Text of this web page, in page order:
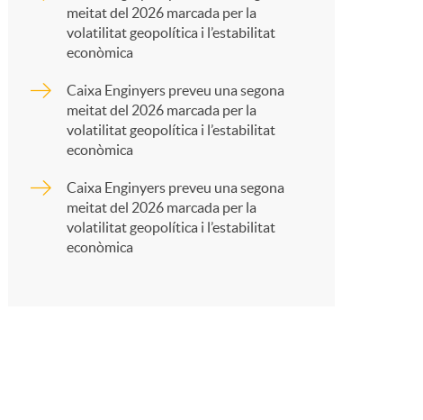
meitat del 2026 marcada per la
volatilitat geopolítica i l’estabilitat
econòmica
Caixa Enginyers preveu una segona
meitat del 2026 marcada per la
volatilitat geopolítica i l’estabilitat
econòmica
Caixa Enginyers preveu una segona
meitat del 2026 marcada per la
volatilitat geopolítica i l’estabilitat
econòmica